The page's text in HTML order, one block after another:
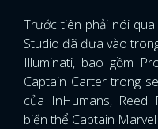
Trước tiên phải nói
Studio đã đưa vào
Illuminati, bao gồm
Captain Carter trong
của InHumans, Reed
biến thể Captain